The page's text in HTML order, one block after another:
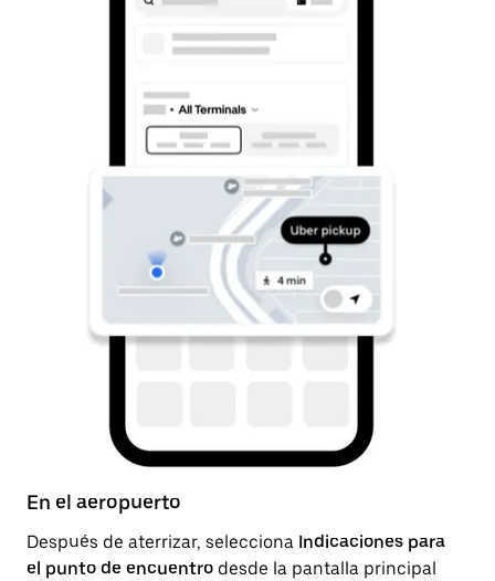
En el aeropuerto
Después de aterrizar, selecciona Indicaciones para
el punto de encuentro desde la pantalla principal